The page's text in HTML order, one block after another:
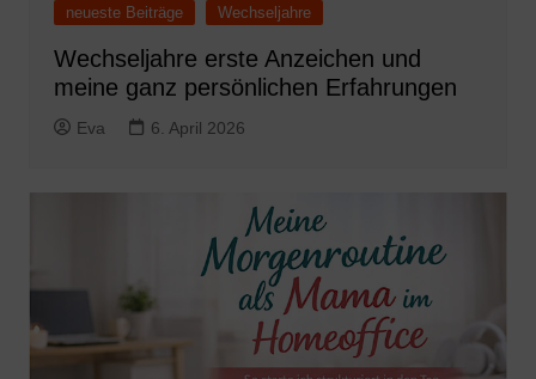
neueste Beiträge
Wechseljahre
Wechseljahre erste Anzeichen und
meine ganz persönlichen Erfahrungen
Eva 6. April 2026